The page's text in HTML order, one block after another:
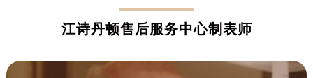
江诗丹顿售后服务中心制表师